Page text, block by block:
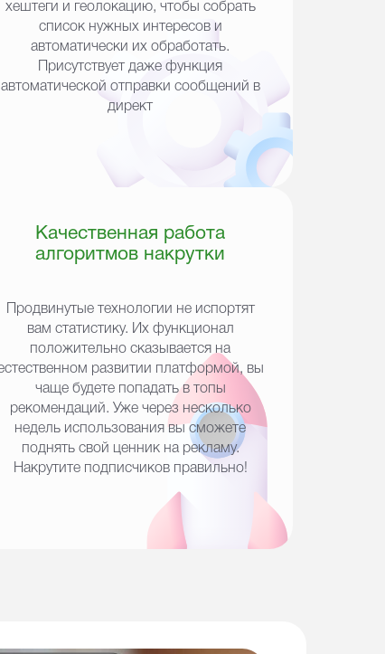
хештеги и геолокацию, чтобы собрать
список нужных интересов и
автоматически их обработать.
Присутствует даже функция
автоматической отправки сообщений в
директ
Качественная работа
алгоритмов накрутки
Продвинутые технологии не испортят
вам статистику. Их функционал
положительно сказывается на
развитии платформой, вы
чаще будете попадать в топы
рекомендаций. Уже через несколько
недель использования вы сможете
поднять свой ценник на рекламу.
Накрутите подписчиков правильно!